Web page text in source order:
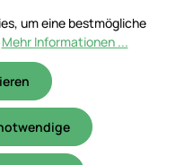
um eine bestmögliche
Mehr Informationen ...